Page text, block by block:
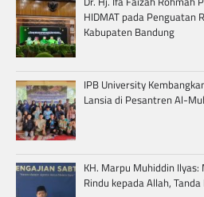
HIDMAT pada Penguatan
Kabupaten Bandung
IPB University
Lansia di Pesantren Al-
KH. Marpu Muhiddin
Rindu kepada Allah,